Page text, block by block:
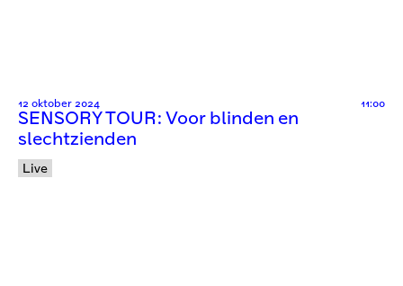
12 oktober 2024 11:00
SENSORY TOUR: Voor blinden en
slechtzienden
Live